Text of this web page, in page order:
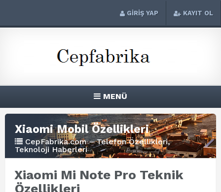
GİRİŞ YAP KAYIT OL
MENÜ
Xiaomi Mobil Özellikleri
CepFabrika.com – Telefon Özellikleri,
Teknoloji Haberleri
Xiaomi Mi Note Pro Teknik
Özellikleri